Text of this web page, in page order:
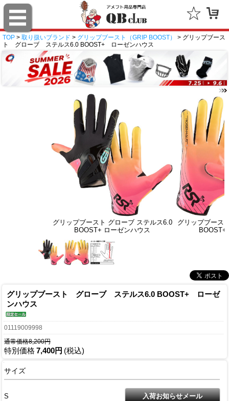
TOP > 取り扱いブランド > グリップブースト（GRIP BOOST）
> グリップブース
ト グローブ ステルス6.0 BOOST+ ローゼンハウス
グリップブースト グローブ ステルス6.0
BOOST+ ローゼンハウス
グリップブース
BOOST+
グリップブースト グローブ ステルス6.0 BOOST+ ローゼ
ンハウス
01119009998
通常価格8,200円
特別価格 7,400円 (税込)
サイズ
S